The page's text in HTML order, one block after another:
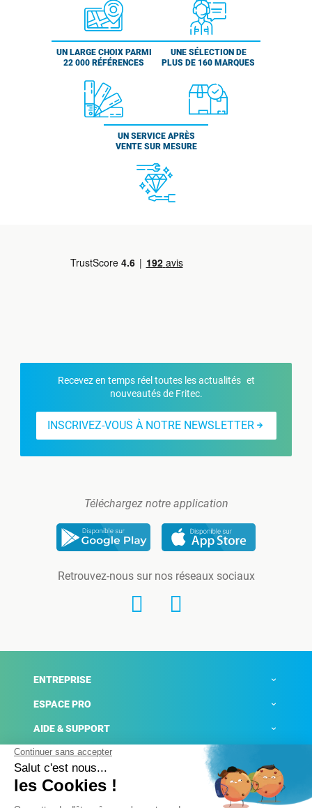
UN LARGE CHOIX PARMI
22 000 RÉFÉRENCES
UNE SÉLECTION DE
PLUS DE 160 MARQUES
UN SERVICE APRÈS
VENTE SUR MESURE
Recevez en temps réel toutes les actualités et
nouveautés de Fritec.
INSCRIVEZ-VOUS À NOTRE NEWSLETTER
Téléchargez notre application
Retrouvez-nous sur nos réseaux sociaux
ENTREPRISE
ESPACE PRO
AIDE & SUPPORT
ACTUALITÉS